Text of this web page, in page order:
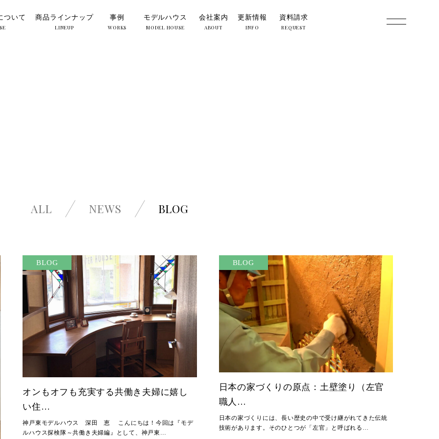
ついて 商品ラインナップ
LINEUP
事例
WORKS
モデルハウス
MODEL HOUSE
会社案内
ABOUT
更新情報
INFO
資料請求
REQUEST
ALL NEWS BLOG
BLOG
オンもオフも充実する共働き夫婦に嬉し
い住…
神戸東モデルハウス 深田 恵 こんにちは！今回は『モデ
ルハウス探検隊～共働き夫婦編』として、神戸東…
BLOG
日本の家づくりの原点：土壁塗り（左官
職人…
日本の家づくりには、長い歴史の中で受け継がれてきた伝統
技術があります。そのひとつが「左官」と呼ばれる…